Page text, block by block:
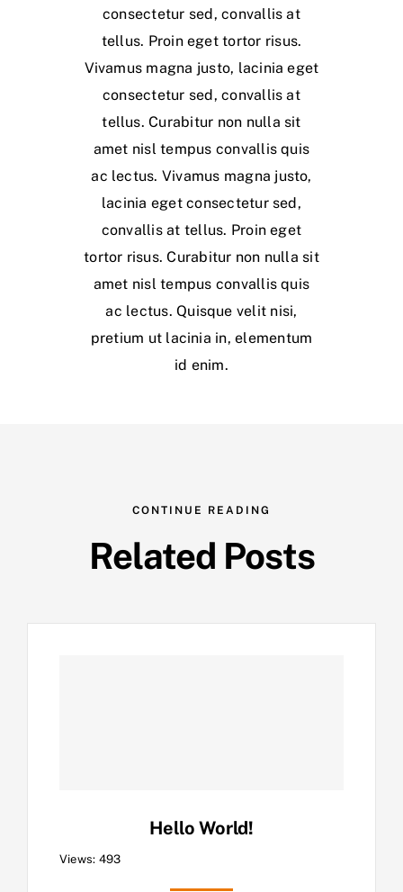
consectetur sed, convallis at
tellus. Proin eget tortor risus.
Vivamus magna justo, lacinia eget
consectetur sed, convallis at
tellus. Curabitur non nulla sit
amet nisl tempus convallis quis
ac lectus. Vivamus magna justo,
lacinia eget consectetur sed,
convallis at tellus. Proin eget
tortor risus. Curabitur non nulla sit
amet nisl tempus convallis quis
ac lectus. Quisque velit nisi,
pretium ut lacinia in, elementum
id enim.
CONTINUE READING
Related Posts
Hello World!
Views: 493